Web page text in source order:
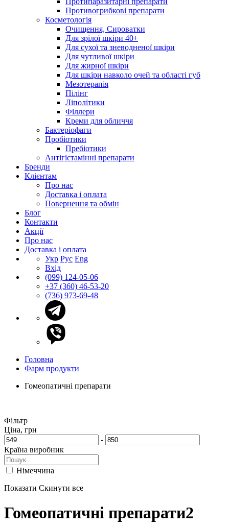
Противогрибкові препарати
Косметологія
Очищення, Сироватки
Для зрілої шкіри 40+
Для сухої та зневодненої шкіри
Для чутливої шкіри
Для жирної шкіри
Для шкіри навколо очей та області губ
Мезотерапія
Пілінг
Ліполітики
Філлери
Креми для обличчя
Бактеріофаги
Пробіотики
Пребіотики
Антігістамінні препарати
Бренди
Клієнтам
Про нас
Доставка і оплата
Повернення та обмін
Блог
Контакти
Акції
Про нас
Доставка і оплата
Укр Рус Eng
Вхід
(099) 124-05-06
+37 (360) 46-53-20
(736) 973-69-48
Головна
Фарм продукти
Гомеопатичні препарати
Фільтр
Ціна, грн
-
Країна виробник
Німеччина
Показати Скинути все
Гомеопатичні препарати2